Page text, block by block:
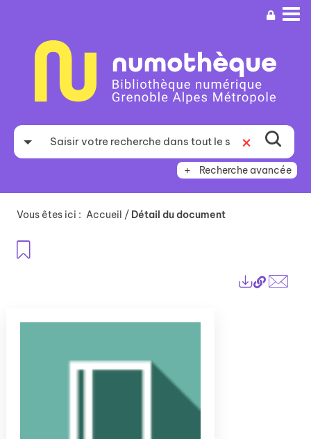
recherche
Recherche avancée
Vous êtes ici : Accueil / Détail du document
Lien